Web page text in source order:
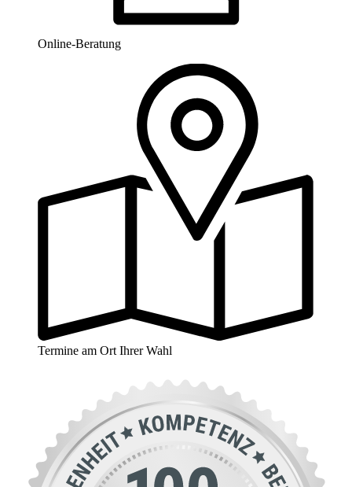
Online-Beratung
Termine am Ort Ihrer Wahl